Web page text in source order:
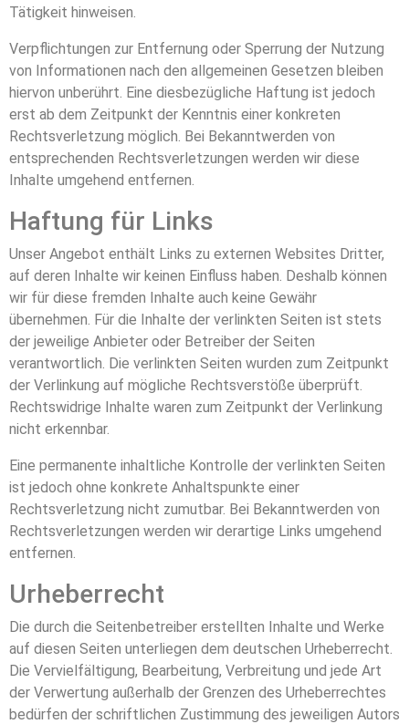
Tätigkeit hinweisen.
Verpflichtungen zur Entfernung oder Sperrung der Nutzung
von Informationen nach den allgemeinen Gesetzen bleiben
hiervon unberührt. Eine diesbezügliche Haftung ist jedoch
erst ab dem Zeitpunkt der Kenntnis einer konkreten
Rechtsverletzung möglich. Bei Bekanntwerden von
entsprechenden Rechtsverletzungen werden wir diese
Inhalte umgehend entfernen.
Haftung für Links
Unser Angebot enthält Links zu externen Websites Dritter,
auf deren Inhalte wir keinen Einfluss haben. Deshalb können
wir für diese fremden Inhalte auch keine Gewähr
übernehmen. Für die Inhalte der verlinkten Seiten ist stets
der jeweilige Anbieter oder Betreiber der Seiten
verantwortlich. Die verlinkten Seiten wurden zum Zeitpunkt
der Verlinkung auf mögliche Rechtsverstöße überprüft.
Rechtswidrige Inhalte waren zum Zeitpunkt der Verlinkung
nicht erkennbar.
Eine permanente inhaltliche Kontrolle der verlinkten Seiten
ist jedoch ohne konkrete Anhaltspunkte einer
Rechtsverletzung nicht zumutbar. Bei Bekanntwerden von
Rechtsverletzungen werden wir derartige Links umgehend
entfernen.
Urheberrecht
Die durch die Seitenbetreiber erstellten Inhalte und Werke
auf diesen Seiten unterliegen dem deutschen Urheberrecht.
Die Vervielfältigung, Bearbeitung, Verbreitung und jede Art
der Verwertung außerhalb der Grenzen des Urheberrechtes
bedürfen der schriftlichen Zustimmung des jeweiligen Autors